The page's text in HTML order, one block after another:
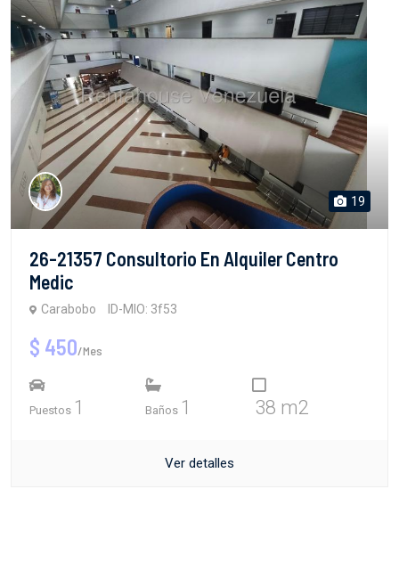
19
26-21357 Consultorio En Alquiler Centro
Medic
Carabobo ID-MIO: 3f53
$ 450/Mes
Puestos 1 Baños 1 38 m2
Ver detalles